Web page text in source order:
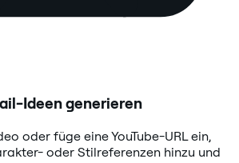
Ideen generieren
oder füge eine YouTube-URL ein,
oder Stilreferenzen hinzu und